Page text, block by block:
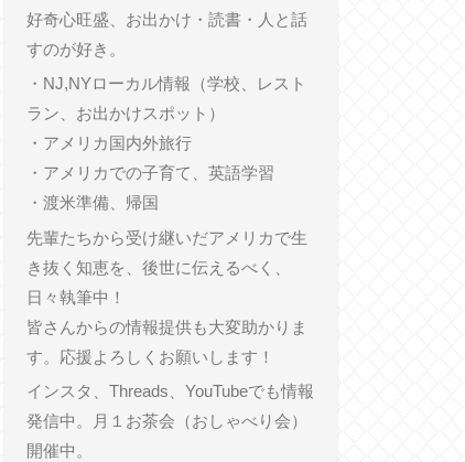
好奇心旺盛、お出かけ・読書・人と話
すのが好き。
・NJ,NYローカル情報（学校、レスト
ラン、お出かけスポット）
・アメリカ国内外旅行
・アメリカでの子育て、英語学習
・渡米準備、帰国
先輩たちから受け継いだアメリカで生
き抜く知恵を、後世に伝えるべく、
日々執筆中！
皆さんからの情報提供も大変助かりま
す。応援よろしくお願いします！
インスタ、Threads、YouTubeでも情報
発信中。月１お茶会（おしゃべり会）
開催中。